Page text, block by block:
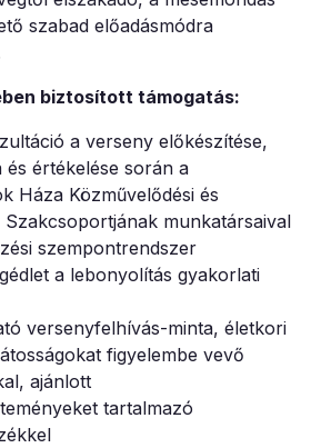
szabad előadásmódra
biztosított támogatás:
a verseny előkészítése,
és értékelése során a
Háza Közművelődési és
Szakcsoportjának munkatársaival
szempontrendszer
a lebonyolítás gyakorlati
versenyfelhívás-minta, életkori
figyelembe vevő
ajánlott
tartalmazó